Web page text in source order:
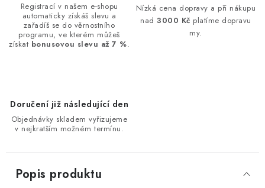
Registrací v našem e-shopu
automaticky získáš slevu a
zařadíš se do věrnostního
programu, ve kterém můžeš
získat bonusovou slevu až 7 %.
Nízká cena dopravy a při nákupu
nad3000 Kč platíme dopravu
my.
Doručení již následující den
Objednávky skladem vyřizujeme
v nejkratším možném termínu.
Popis produktu